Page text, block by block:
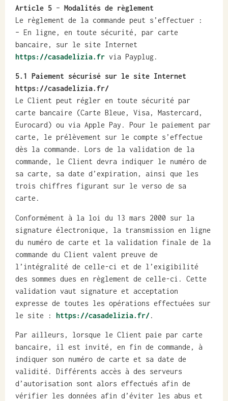
Article 5 – Modalités de règlement
Le règlement de la commande peut s’effectuer :
– En ligne, en toute sécurité, par carte
bancaire, sur le site Internet
https://casadelizia.fr via Payplug.
5.1 Paiement sécurisé sur le site Internet
https://casadelizia.fr/
Le Client peut régler en toute sécurité par
carte bancaire (Carte Bleue, Visa, Mastercard,
Eurocard) ou via Apple Pay. Pour le paiement par
carte, le prélèvement sur le compte s’effectue
dès la commande. Lors de la validation de la
commande, le Client devra indiquer le numéro de
sa carte, sa date d’expiration, ainsi que les
trois chiffres figurant sur le verso de sa
carte.
Conformément à la loi du 13 mars 2000 sur la
signature électronique, la transmission en ligne
du numéro de carte et la validation finale de la
commande du Client valent preuve de
l’intégralité de celle-ci et de l’exigibilité
des sommes dues en règlement de celle-ci. Cette
validation vaut signature et acceptation
expresse de toutes les opérations effectuées sur
le site : https://casadelizia.fr/ .
Par ailleurs, lorsque le Client paie par carte
bancaire, il est invité, en fin de commande, à
indiquer son numéro de carte et sa date de
validité. Différents accès à des serveurs
d’autorisation sont alors effectués afin de
vérifier les données afin d’éviter les abus et